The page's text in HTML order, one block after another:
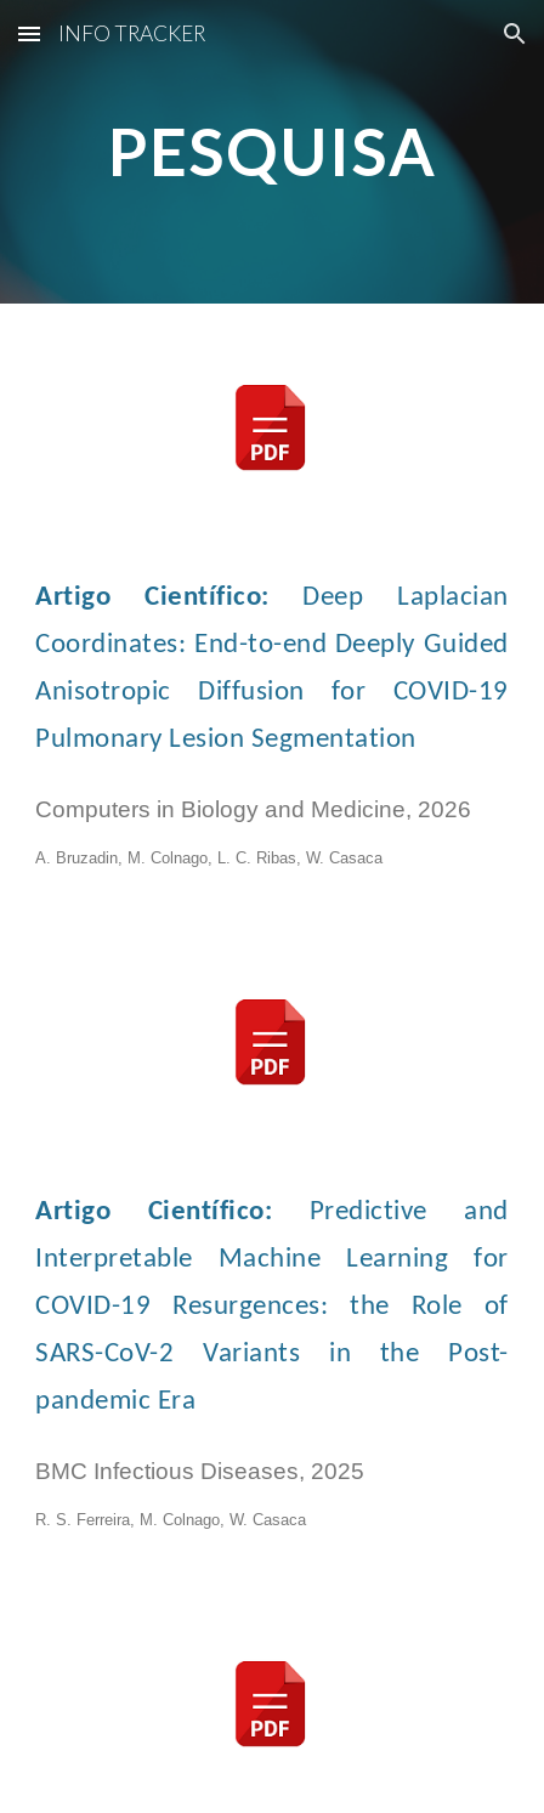
Skip to main content Skip to navigation
INFO TRACKER
PESQUISA
Artigo Científico: Deep Laplacian
Coordinates: End-to-end Deeply Guided
Anisotropic Diffusion for COVID-19
Pulmonary Lesion Segmentation
Computers in Biology and Medicine, 2026
A. Bruzadin, M. Colnago, L. C. Ribas, W. Casaca
Artigo Científico: Predictive and
Interpretable Machine Learning for
COVID-19 Resurgences: the Role of
SARS-CoV-2 Variants in the Post-
pandemic Era
BMC Infectious Diseases, 2025
R. S. Ferreira, M. Colnago, W. Casaca